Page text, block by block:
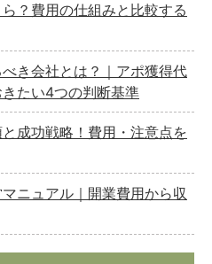
？費用の仕組みと比較する
き会社とは？｜アポ獲得代
たい4つの判断基準
成功戦略！費用・注意点を
ニュアル｜開業費用から収